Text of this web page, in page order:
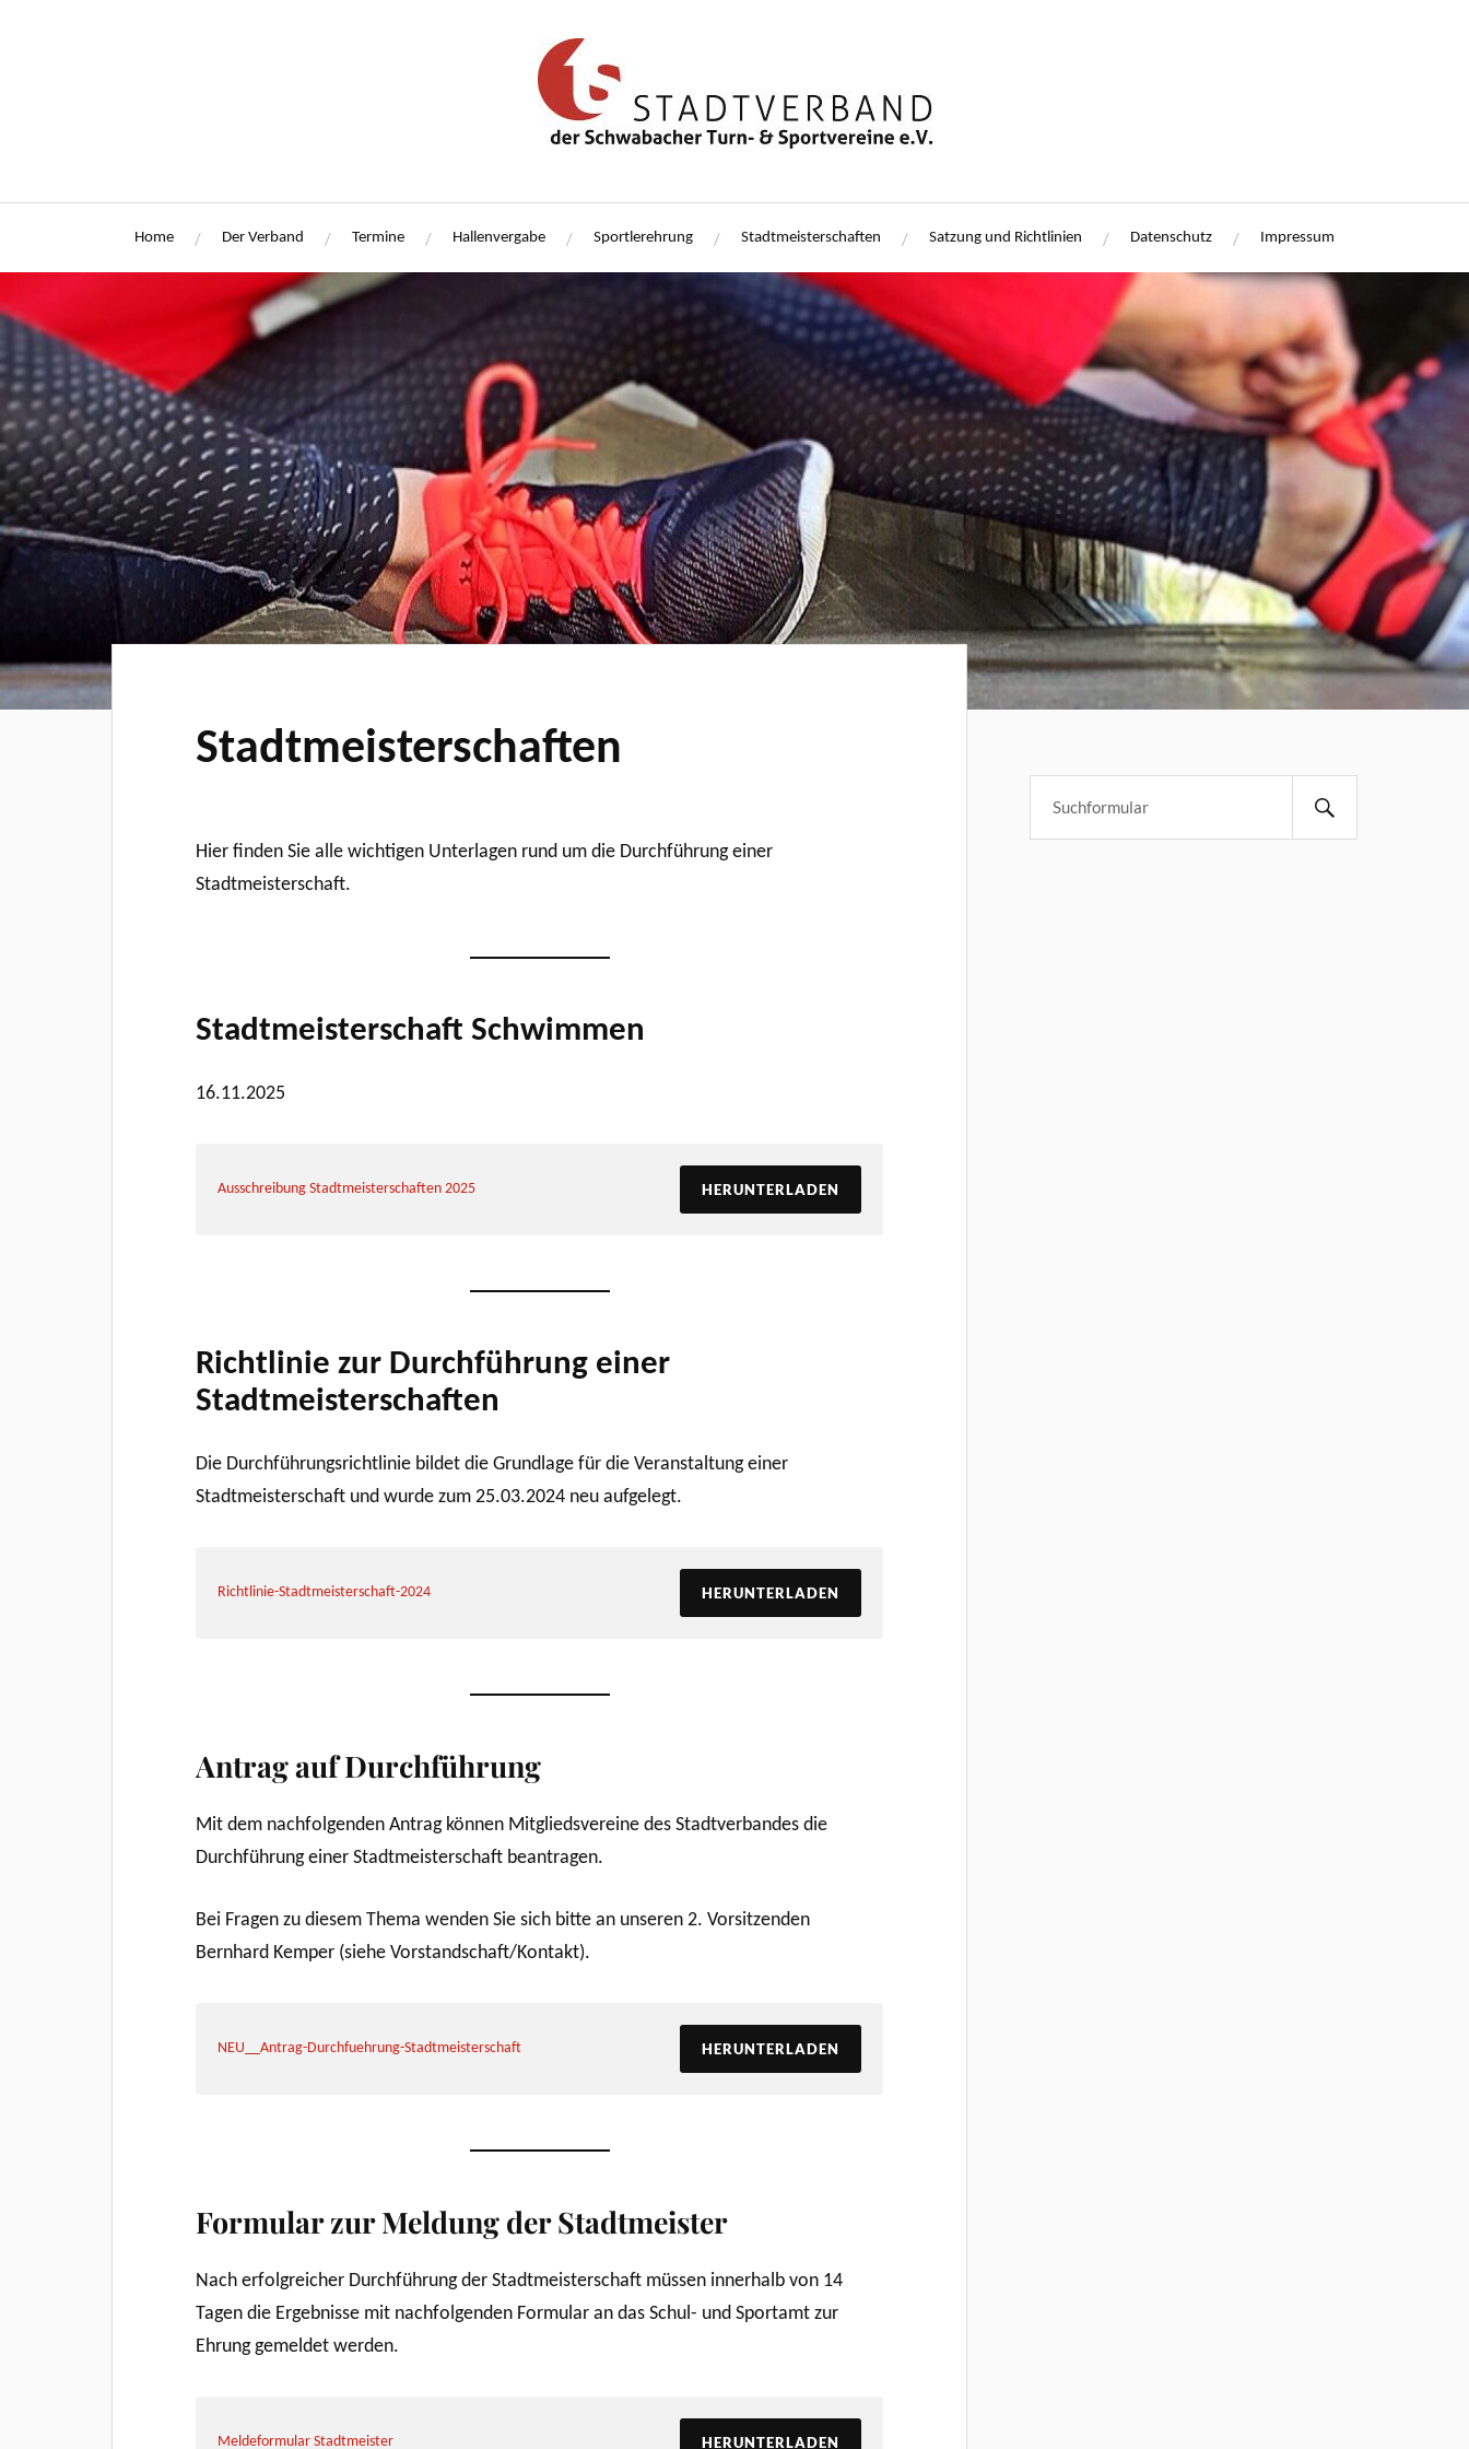
Home Der Verband Termine Hallenvergabe Sportlerehrung Stadtmeisterschaften Satzung und Richtlinien Datenschutz Impressum
Stadtmeisterschaften
Hier finden Sie alle wichtigen Unterlagen rund um die Durchführung einer
Stadtmeisterschaft.
Stadtmeisterschaft Schwimmen
16.11.2025
Ausschreibung Stadtmeisterschaften 2025 HERUNTERLADEN
Richtlinie zur Durchführung einer
Stadtmeisterschaften
Die Durchführungsrichtlinie bildet die Grundlage für die Veranstaltung einer
Stadtmeisterschaft und wurde zum 25.03.2024 neu aufgelegt.
Richtlinie-Stadtmeisterschaft-2024 HERUNTERLADEN
Antrag auf Durchführung
Mit dem nachfolgenden Antrag können Mitgliedsvereine des Stadtverbandes die
Durchführung einer Stadtmeisterschaft beantragen.
Bei Fragen zu diesem Thema wenden Sie sich bitte an unseren 2. Vorsitzenden
Bernhard Kemper (siehe Vorstandschaft/Kontakt).
NEU__Antrag-Durchfuehrung-Stadtmeisterschaft HERUNTERLADEN
Formular zur Meldung der Stadtmeister
Nach erfolgreicher Durchführung der Stadtmeisterschaft müssen innerhalb von 14
Tagen die Ergebnisse mit nachfolgenden Formular an das Schul- und Sportamt zur
Ehrung gemeldet werden.
Meldeformular Stadtmeister HERUNTERLADEN